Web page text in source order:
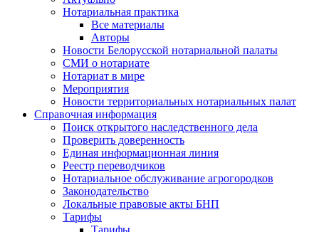
Нотариальная практика
Все материалы
Авторы
Новости Белорусской нотариальной палаты
СМИ о нотариате
Нотариат в мире
Мероприятия
Новости территориальных нотариальных палат
Справочная информация
Поиск открытого наследственного дела
Проверить доверенность
Единая информационная линия
Реестр переводчиков
Нотариальное обслуживание агрогородков
Законодательство
Локальные правовые акты БНП
Тарифы
Тарифы